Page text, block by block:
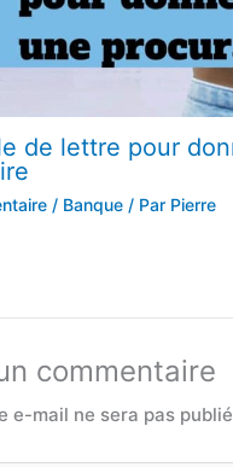
de lettre pour
/ Banque/ Par Pierre
commentaire
e-mail ne sera pas